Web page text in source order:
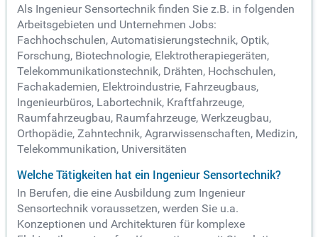
Als Ingenieur Sensortechnik finden Sie z.B. in folgenden
Arbeitsgebieten und Unternehmen Jobs:
Fachhochschulen, Automatisierungstechnik, Optik,
Forschung, Biotechnologie, Elektrotherapiegeräten,
Telekommunikationstechnik, Drähten, Hochschulen,
Fachakademien, Elektroindustrie, Fahrzeugbaus,
Ingenieurbüros, Labortechnik, Kraftfahrzeuge,
Raumfahrzeugbau, Raumfahrzeuge, Werkzeugbau,
Orthopädie, Zahntechnik, Agrarwissenschaften, Medizin,
Telekommunikation, Universitäten
Welche Tätigkeiten hat ein Ingenieur Sensortechnik?
In Berufen, die eine Ausbildung zum Ingenieur
Sensortechnik voraussetzen, werden Sie u.a.
Konzeptionen und Architekturen für komplexe